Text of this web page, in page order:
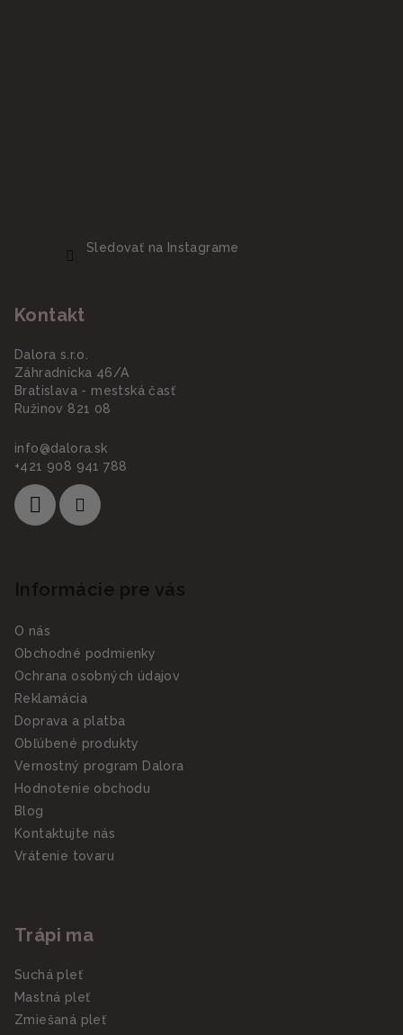
Sledovať na Instagrame
Kontakt
Dalora s.r.o.
Záhradnícka 46/A
Bratislava - mestská časť
Ružinov 821 08
info@dalora.sk
+421 908 941 788
Informácie pre vás
O nás
Obchodné podmienky
Ochrana osobných údajov
Reklamácia
Doprava a platba
Obľúbené produkty
Vernostný program Dalora
Hodnotenie obchodu
Blog
Kontaktujte nás
Vrátenie tovaru
Trápi ma
Suchá pleť
Mastná pleť
Zmiešaná pleť